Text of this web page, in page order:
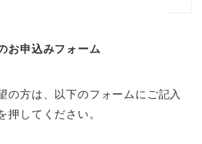
お申込みフォーム
の方は、以下のフォームにご記入
押してください。